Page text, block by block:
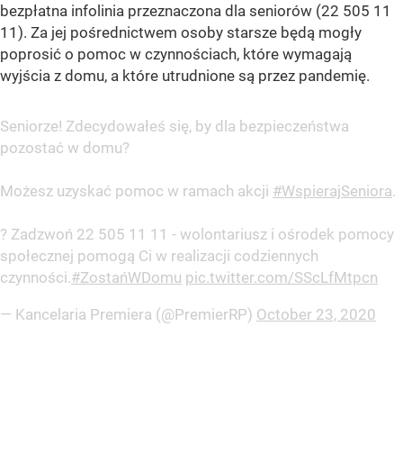
bezpłatna infolinia przeznaczona dla seniorów (22 505 11
11). Za jej pośrednictwem osoby starsze będą mogły
poprosić o pomoc w czynnościach, które wymagają
wyjścia z domu, a które utrudnione są przez pandemię.
Seniorze! Zdecydowałeś się, by dla bezpieczeństwa
pozostać w domu?
Możesz uzyskać pomoc w ramach akcji #WspierajSeniora.
? Zadzwoń 22 505 11 11 - wolontariusz i ośrodek pomocy
społecznej pomogą Ci w realizacji codziennych
czynności.#ZostańWDomu pic.twitter.com/SScLfMtpcn
— Kancelaria Premiera (@PremierRP) October 23, 2020